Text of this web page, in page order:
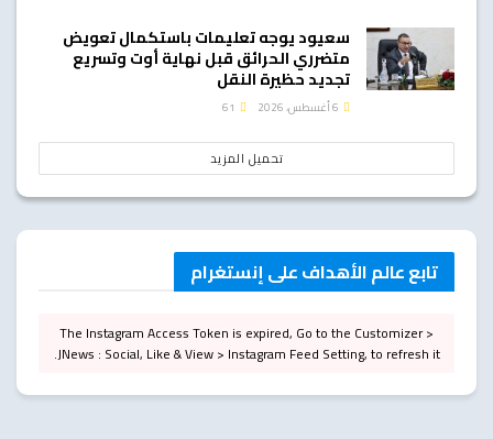
سعيود يوجه تعليمات باستكمال تعويض
متضرري الحرائق قبل نهاية أوت وتسريع
تجديد حظيرة النقل
تحميل المزيد
تابع عالم الأهداف على إنستغرام
The Instagram Access Token is expired, Go to the Customizer >
JNews : Social, Like & View > Instagram Feed Setting, to refresh it.